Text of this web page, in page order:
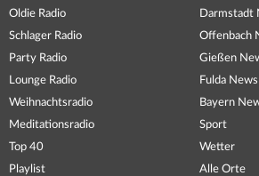
Oldie Radio
Schlager Radio
Party Radio
Lounge Radio
Weihnachtsradio
Meditationsradio
Top 40
Playlist
Darmstadt
Offenbach
Gießen
Fulda News
Bayern
Sport
Wetter
Alle Orte